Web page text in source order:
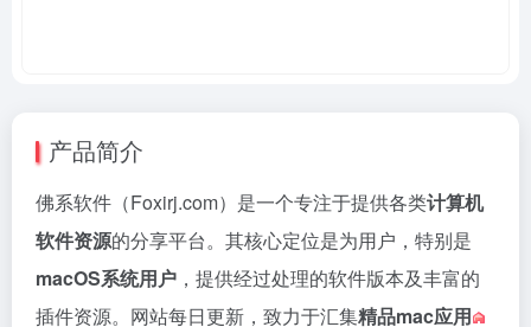
产品简介
佛系软件（Foxirj.com）是一个专注于提供各类计算机
软件资源的分享平台。其核心定位是为用户，特别是
macOS系统用户 ，提供经过处理的软件版本及丰富的
插件资源。网站每日更新，致力于汇集精品mac应用